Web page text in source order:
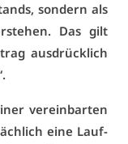
son­dern als
Das gilt
aus­drück­lich
ver­ein­bar­ten
ei­ne Lauf­